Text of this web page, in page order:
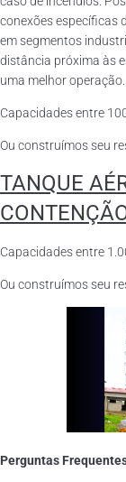
conexões específicas
em segmentos
distância próxima às
uma melhor operação.
Capacidades entre
Ou construímos seu
TANQUE
Capacidades entre
Ou construímos seu
Perguntas